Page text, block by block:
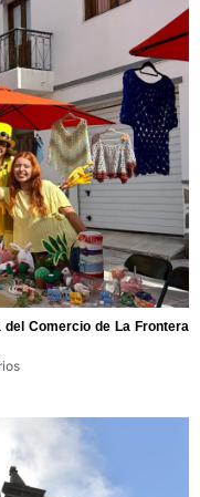
Comercio de La Frontera